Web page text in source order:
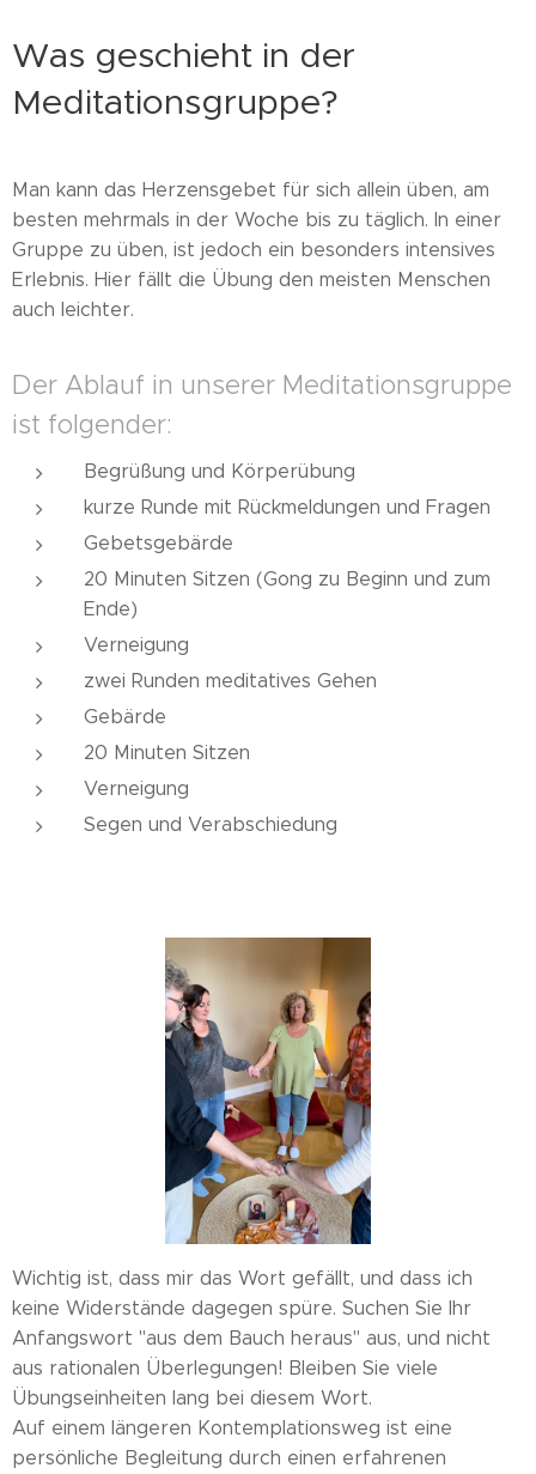
Was geschieht in der
Meditationsgruppe?
Man kann das Herzensgebet für sich allein üben, am
besten mehrmals in der Woche bis zu täglich. In einer
Gruppe zu üben, ist jedoch ein besonders intensives
Erlebnis. Hier fällt die Übung den meisten Menschen
auch leichter.
Der Ablauf in unserer Meditationsgruppe
ist folgender:
Begrüßung und Körperübung
kurze Runde mit Rückmeldungen und Fragen
Gebetsgebärde
20 Minuten Sitzen (Gong zu Beginn und zum
Ende)
Verneigung
zwei Runden meditatives Gehen
Gebärde
20 Minuten Sitzen
Verneigung
Segen und Verabschiedung
Wichtig ist, dass mir das Wort gefällt, und dass ich
keine Widerstände dagegen spüre. Suchen Sie Ihr
Anfangswort "aus dem Bauch heraus" aus, und nicht
aus rationalen Überlegungen! Bleiben Sie viele
Übungseinheiten lang bei diesem Wort.
Auf einem längeren Kontemplationsweg ist eine
persönliche Begleitung durch einen erfahrenen